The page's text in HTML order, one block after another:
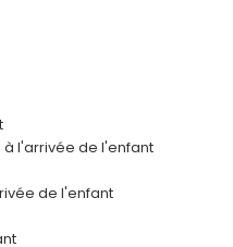
l'arrivée de l'enfant
de l'enfant